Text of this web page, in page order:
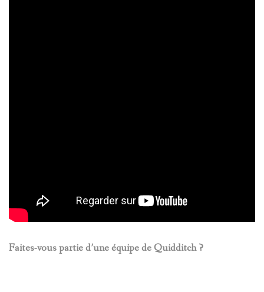
Faites-vous partie d’une équipe de Quidditch ?